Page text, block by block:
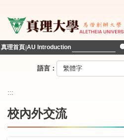
到
主
內
真理首頁 AU Introduction
語言：
:::
校內外交流